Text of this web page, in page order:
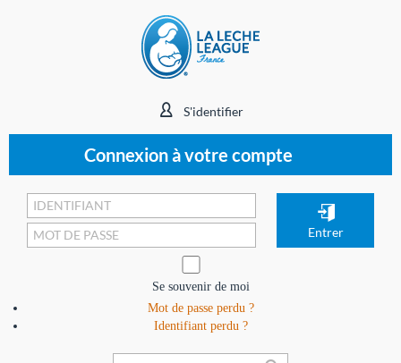
S'identifier
Connexion à votre compte
Se souvenir de moi
Mot de passe perdu ?
Identifiant perdu ?